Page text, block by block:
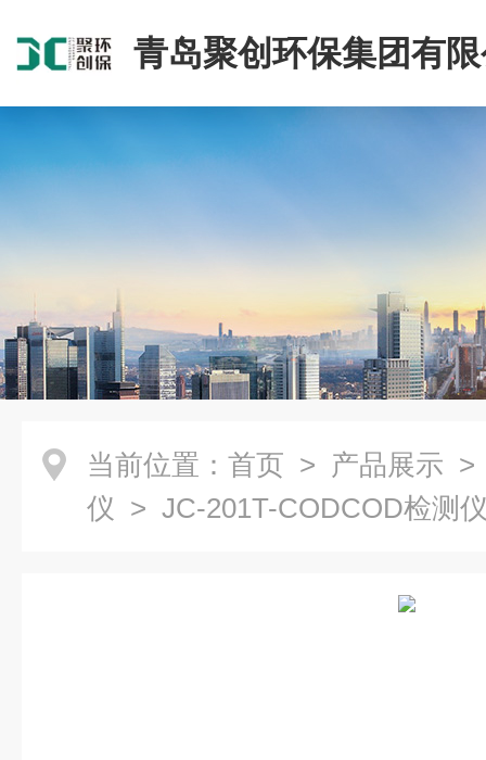
青岛聚创环保集团有
当前位置： 首页 > 产品展示
仪 > JC-201T-CODCOD检测